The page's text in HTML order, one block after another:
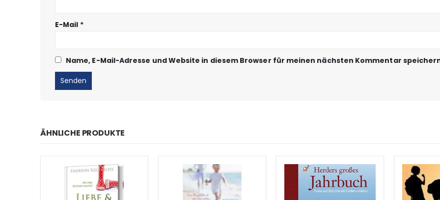
E-Mail *
Name, E-Mail-Adresse und Website in diesem Browser für meinen nächsten Kommentar
ÄHNLICHE PRODUKTE